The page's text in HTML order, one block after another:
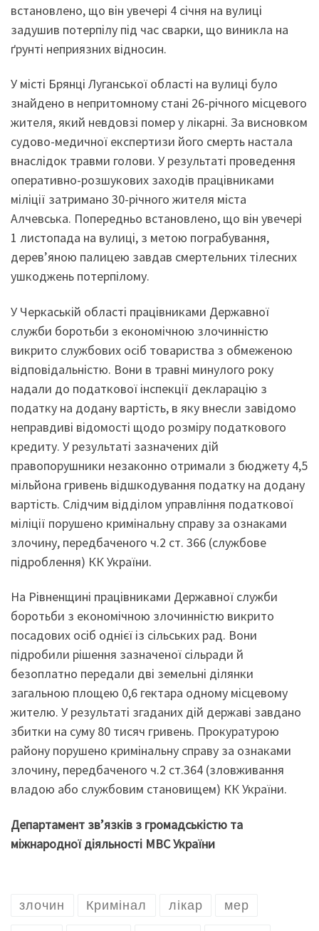
встановлено, що він увечері 4 січня на вулиці
задушив потерпілу під час сварки, що виникла на
ґрунті неприязних відносин.
У місті Брянці Луганської області на вулиці було
знайдено в непритомному стані 26-річного місцевого
жителя, який невдовзі помер у лікарні. За висновком
судово-медичної експертизи його смерть настала
внаслідок травми голови. У результаті проведення
оперативно-розшукових заходів працівниками
міліції затримано 30-річного жителя міста
Алчевська. Попередньо встановлено, що він увечері
1 листопада на вулиці, з метою пограбування,
дерев’яною палицею завдав смертельних тілесних
ушкоджень потерпілому.
У Черкаській області працівниками Державної
служби боротьби з економічною злочинністю
викрито службових осіб товариства з обмеженою
відповідальністю. Вони в травні минулого року
надали до податкової інспекції декларацію з
податку на додану вартість, в яку внесли завідомо
неправдиві відомості щодо розміру податкового
кредиту. У результаті зазначених дій
правопорушники незаконно отримали з бюджету 4,5
мільйона гривень відшкодування податку на додану
вартість. Слідчим відділом управління податкової
міліції порушено кримінальну справу за ознаками
злочину, передбаченого ч.2 ст. 366 (службове
підроблення) КК України.
На Рівненщині працівниками Державної служби
боротьби з економічною злочинністю викрито
посадових осіб однієї із сільських рад. Вони
підробили рішення зазначеної сільради й
безоплатно передали дві земельні ділянки
загальною площею 0,6 гектара одному місцевому
жителю. У результаті згаданих дій державі завдано
збитки на суму 80 тисяч гривень. Прокуратурою
району порушено кримінальну справу за ознаками
злочину, передбаченого ч.2 ст.364 (зловживання
владою або службовим становищем) КК України.
Департамент зв’язків з громадськістю та
міжнародної діяльності МВС України
злочин Кримінал лікар мер